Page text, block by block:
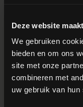
Deze website
We gebruiken
bieden en om ons
site met onze
combineren met
uw gebruik van hun